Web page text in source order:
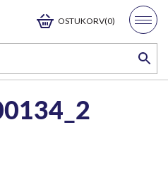
OSTUKORV(0)